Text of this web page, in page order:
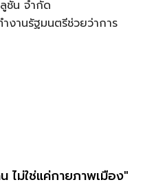
ชั่น จำกัด
งานรัฐมนตรีช่วยว่าการ
ไม่ใช่แค่กายภาพเมือง"